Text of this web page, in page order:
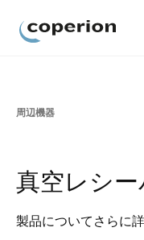
周辺機器
真空レシ
製品についてさらに詳